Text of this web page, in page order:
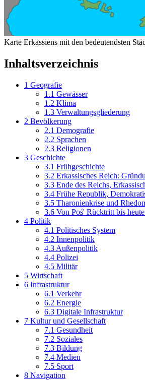
Karte Erkassiens mit den bedeutendsten
Inhaltsverzeichnis
1 Geografie
1.1 Gewässer
1.2 Klima
1.3 Verwaltungsgliederung
2 Bevölkerung
2.1 Demografie
2.2 Sprachen
2.3 Religionen
3 Geschichte
3.1 Frühgeschichte
3.2 Erkassisches Reich:
3.3 Ende des Reichs,
3.4 Frühe Republik,
3.5 Tharonienkrise und
3.6 Von Poś' Rücktritt bis
4 Politik
4.1 Politisches System
4.2 Innenpolitik
4.3 Außenpolitik
4.4 Polizei
4.5 Militär
5 Wirtschaft
6 Infrastruktur
6.1 Verkehr
6.2 Energie
6.3 Digitale Infrastruktur
7 Kultur und Gesellschaft
7.1 Gesundheit
7.2 Soziales
7.3 Bildung
7.4 Medien
7.5 Sport
8 Navigation